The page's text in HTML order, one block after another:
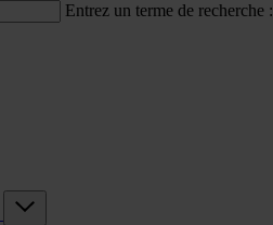
Entrez un terme de recherche :